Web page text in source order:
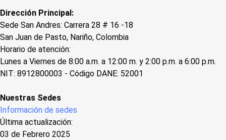
Dirección Principal:
Sede San Andres: Carrera 28 # 16 -18
San Juan de Pasto, Nariño, Colombia
Horario de atención:
Lunes a Viernes de 8:00 a.m. a 12:00 m. y 2:00 p.m. a 6:00 p.m.
NIT: 8912800003 - Código DANE: 52001
Nuestras Sedes
Información de sedes
Última actualización:
03 de Febrero 2025